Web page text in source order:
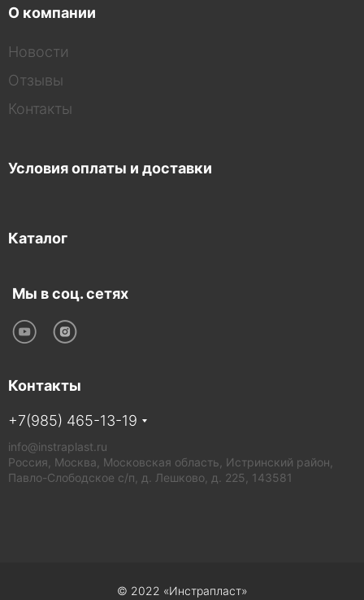
О компании
Новости
Отзывы
Контакты
Условия оплаты и доставки
Каталог
Мы в соц. сетях
Контакты
+7(985) 465-13-19
info@instraplast.ru
Россия, Москва, Московская область, Истринский район,
Павло-Слободское с/п, д. Лешково, д. 225, 143581
© 2022 «Инстрапласт»